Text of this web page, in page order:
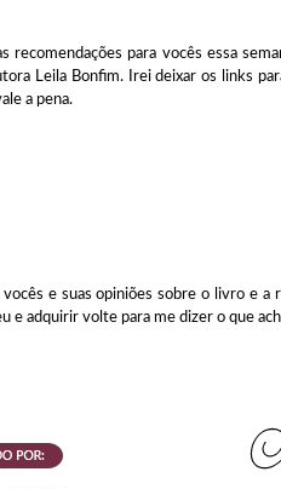
recomendações para vocês essa
Leila Bonfim. Irei deixar os links
a pena.
e suas opiniões sobre o livro e a
e adquirir volte para me dizer o que